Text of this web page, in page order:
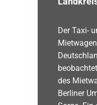
Der Taxi-
des
Berliner